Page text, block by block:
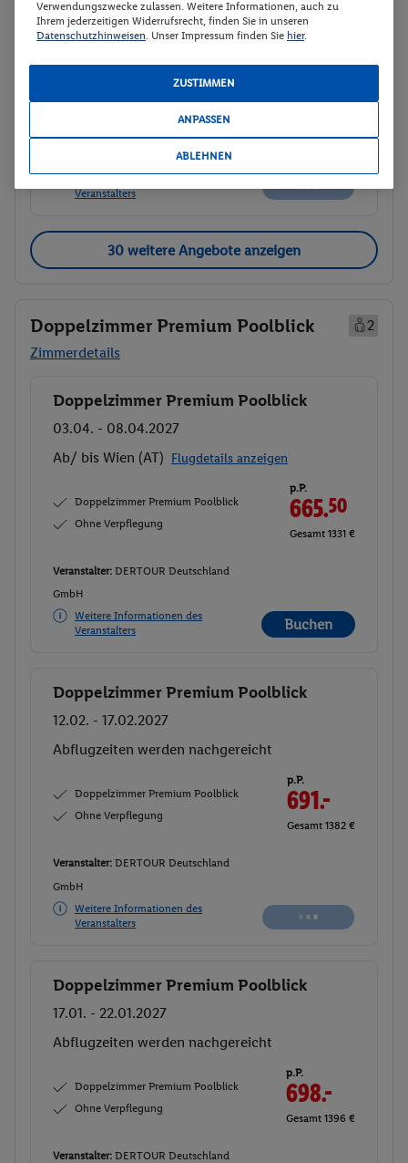
Abflugzeiten werden nachgereicht
2-Bett-Zimmer Komfort
640.-
Veranstalter:DERTOUR Deutschland
Veranstalters
30 weitere Angebote anzeigen
Doppelzimmer Premium Poolblick
2
Zimmerdetails
Buchen
Doppelzimmer Premium Poolblick
03.04. - 08.04.2027
Ab/ bis Wien (AT) Flugdetails anzeigen
Doppelzimmer Premium Poolblick
Ohne Verpflegung
p.P.
665.50
Gesamt 1331 €
Veranstalter: DERTOUR Deutschland
GmbH
Weitere Informationen des
Veranstalters
Buchen
Buchen
Doppelzimmer Premium Poolblick
12.02. - 17.02.2027
Abflugzeiten werden nachgereicht
Doppelzimmer Premium Poolblick
Ohne Verpflegung
p.P.
691.-
Gesamt 1382 €
Veranstalter: DERTOUR Deutschland
GmbH
Weitere Informationen des
Veranstalters
Buchen
Doppelzimmer Premium Poolblick
17.01. - 22.01.2027
Abflugzeiten werden nachgereicht
Doppelzimmer Premium Poolblick
Ohne Verpflegung
p.P.
698.-
Gesamt 1396 €
Veranstalter: DERTOUR Deutschland
Verwendungszwecke zulassen. Weitere Informationen, auch zu
Ihrem jederzeitigen Widerrufsrecht, finden Sie in unseren
Datenschutzhinweisen. Unser Impressum finden Sie hier.
ZUSTIMMEN
ANPASSEN
ABLEHNEN